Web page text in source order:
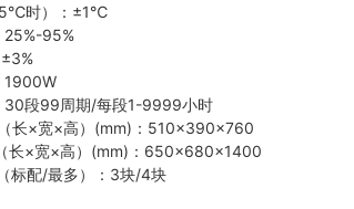
时）：±1℃
25%-95%
1900W
30段99周期/每段1-9999小时
长×宽×高）(mm)：510×390×760
长×宽×高）(mm)：650×680×1400
标配/最多）：3块/4块